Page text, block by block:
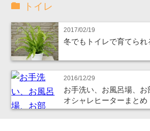
トイレ
2017/02/19
冬でもトイレで育てられ
2016/12/29
お手洗い、お風呂場、
オシャレヒーターまとめ